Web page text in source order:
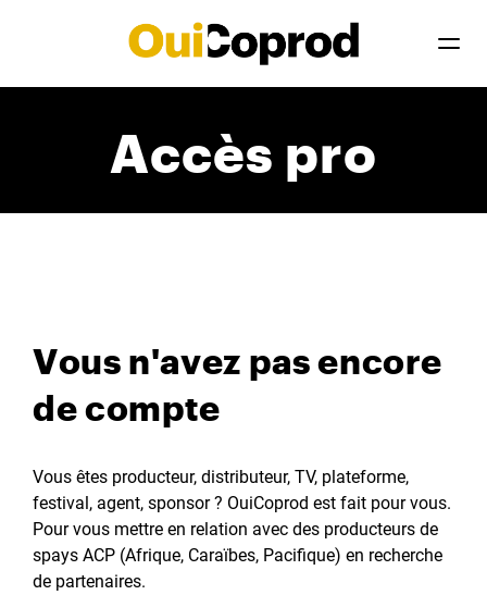
Accès pro
Vous n'avez pas encore
de compte
Vous êtes producteur, distributeur, TV, plateforme,
festival, agent, sponsor ? OuiCoprod est fait pour vous.
Pour vous mettre en relation avec des producteurs de
spays ACP (Afrique, Caraïbes, Pacifique) en recherche
de partenaires.